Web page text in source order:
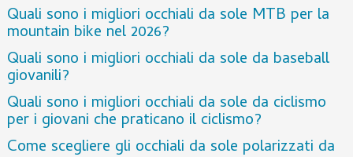
Quali sono i migliori occhiali da sole MTB per la
mountain bike nel 2026?
Quali sono i migliori occhiali da sole da baseball
giovanili?
Quali sono i migliori occhiali da sole da ciclismo
per i giovani che praticano il ciclismo?
Come scegliere gli occhiali da sole polarizzati da